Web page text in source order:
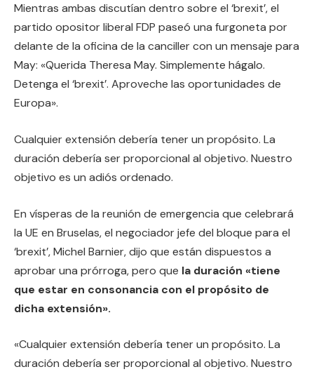
Mientras ambas discutían dentro sobre el ‘brexit’, el
partido opositor liberal FDP paseó una furgoneta por
delante de la oficina de la canciller con un mensaje para
May: «Querida Theresa May. Simplemente hágalo.
Detenga el ‘brexit’. Aproveche las oportunidades de
Europa».
Cualquier extensión debería tener un propósito. La
duración debería ser proporcional al objetivo. Nuestro
objetivo es un adiós ordenado.
En vísperas de la reunión de emergencia que celebrará
la UE en Bruselas, el negociador jefe del bloque para el
‘brexit’, Michel Barnier, dijo que están dispuestos a
aprobar una prórroga, pero que la duración «tiene
que estar en consonancia con el propósito de
dicha extensión».
«Cualquier extensión debería tener un propósito. La
duración debería ser proporcional al objetivo. Nuestro